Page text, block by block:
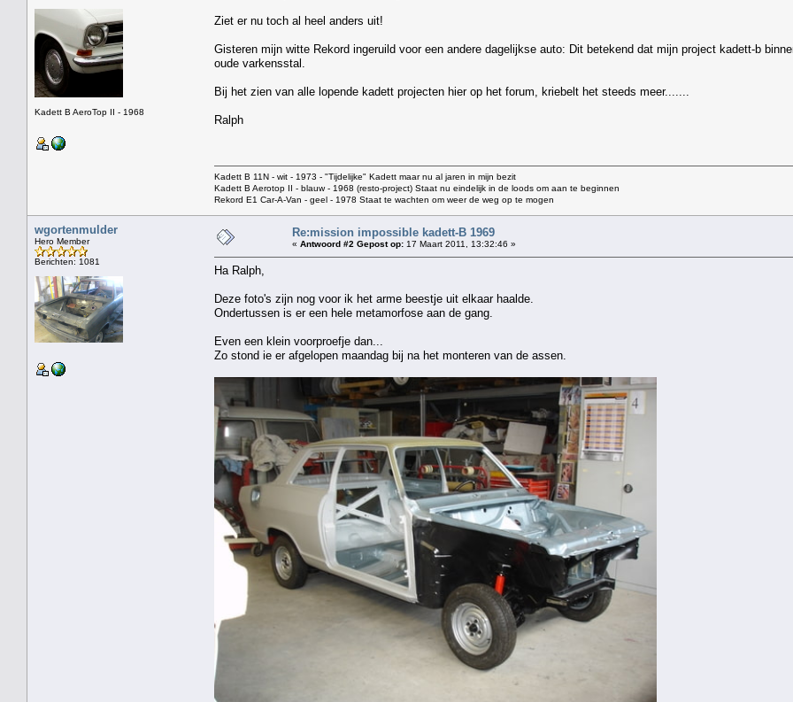
Kadett B AeroTop II - 1968
Ziet er nu toch al heel anders uit!
Gisteren mijn witte Rekord ingeruild voor een andere dagelijkse auto: Dit betekend dat mijn project kadett-b
oude varkensstal.
Bij het zien van alle lopende kadett projecten hier op het forum, kriebelt het steeds meer.......
Ralph
Kadett B 11N - wit - 1973 - "Tijdelijke" Kadett maar nu al jaren in mijn bezit
Kadett B Aerotop II - blauw - 1968 (resto-project) Staat nu eindelijk in de loods om aan te beginnen
Rekord E1 Car-A-Van - geel - 1978 Staat te wachten om weer de weg op te mogen
wgortenmulder
Hero Member
Berichten: 1081
Re:mission impossible kadett-B 1969
« Antwoord #2 Gepost op: 17 Maart 2011, 13:32:46 »
Ha Ralph,
Deze foto's zijn nog voor ik het arme beestje uit elkaar haalde.
Ondertussen is er een hele metamorfose aan de gang.
Even een klein voorproefje dan...
Zo stond ie er afgelopen maandag bij na het monteren van de assen.